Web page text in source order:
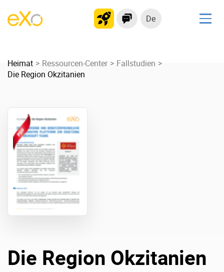
De
kollaborationsplattform
Soziales Netzwerk
Produkt
Plattform-Übersicht
Internationalisierung
Über uns
Karriere
Heimat Ressourcen-Center
Fallstudien
Die Region Okzitanien
Die Region Okzitanien